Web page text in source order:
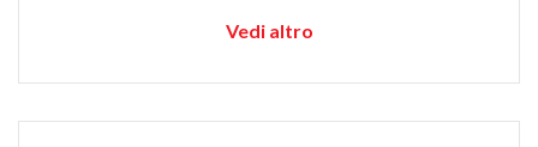
Vedi altro